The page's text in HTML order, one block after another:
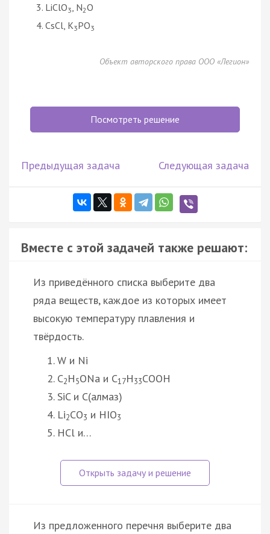
LiClO3 , N2O
CsCl, K3PO3
Объект авторского права ООО «Легион»
Посмотреть решение
Предыдущая задача Следующая задача
Вместе с этой задачей также решают:
Из приведённого списка выберите два
ряда веществ, каждое из которых имеет
высокую температуру плавления и
твёрдость.
W и Ni
С2H5ONa и C17Н33COOH
SiC и C(алмаз)
Li2CО3 и HIO3
HCl и…
Из предложенного перечня выберите два